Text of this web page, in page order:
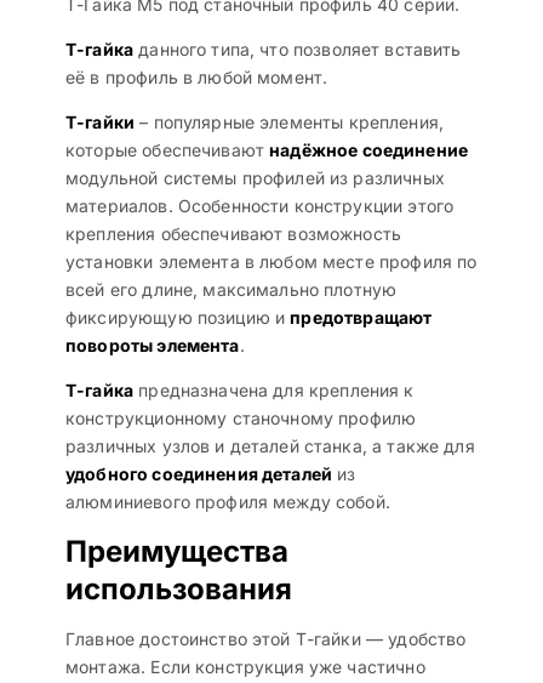
Т-Гайка М5 под станочный профиль 40 серии.
Т-гайка данного типа, что позволяет вставить
её в профиль в любой момент.
Т-гайки – популярные элементы крепления,
которые обеспечиваютнадёжное соединение
модульной системы профилей из различных
материалов. Особенности конструкции этого
крепления обеспечивают возможность
установки элемента в любом месте профиля по
всей его длине, максимально плотную
фиксирующую позицию ипредотвращают
повороты элемента.
Т-гайка предназначена для крепления к
конструкционному станочному профилю
различных узлов и деталей станка, а также для
удобного соединения деталей из
алюминиевого профиля между собой.
Преимущества
использования
Главное достоинство этой Т-гайки — удобство
монтажа. Если конструкция уже частично